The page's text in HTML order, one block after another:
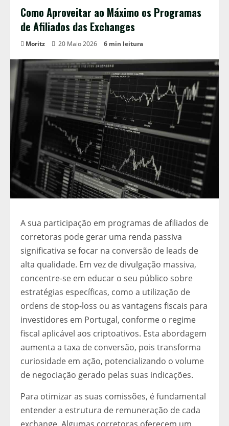
Como Aproveitar ao Máximo os Programas
de Afiliados das Exchanges
Moritz 20 Maio 2026 6 min leitura
A sua participação em programas de afiliados de
corretoras pode gerar uma renda passiva
significativa se focar na conversão de leads de
alta qualidade. Em vez de divulgação massiva,
concentre-se em educar o seu público sobre
estratégias específicas, como a utilização de
ordens de stop-loss ou as vantagens fiscais para
investidores em Portugal, conforme o regime
fiscal aplicável aos criptoativos. Esta abordagem
aumenta a taxa de conversão, pois transforma
curiosidade em ação, potencializando o volume
de negociação gerado pelas suas indicações.
Para otimizar as suas comissões, é fundamental
entender a estrutura de remuneração de cada